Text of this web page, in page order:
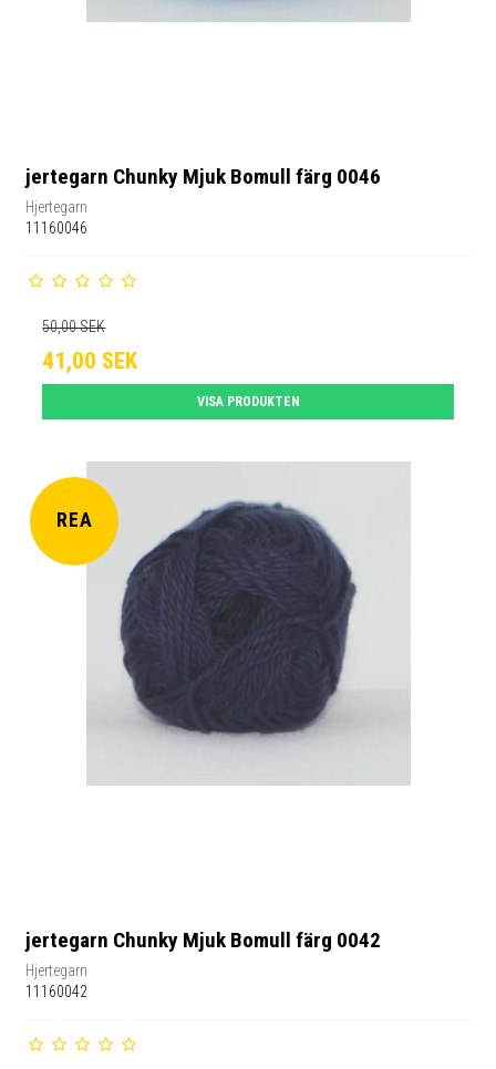
jertegarn Chunky Mjuk Bomull färg 0046
Hjertegarn
11160046
50,00 SEK
41,00 SEK
VISA PRODUKTEN
REA
jertegarn Chunky Mjuk Bomull färg 0042
Hjertegarn
11160042